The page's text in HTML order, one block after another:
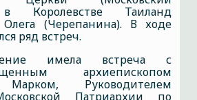
в Королевстве Таиланд
(Черепанина). В ходе
ряд встреч.
имела встреча с
архиепископом
Марком, Руководителем
Патриархии по